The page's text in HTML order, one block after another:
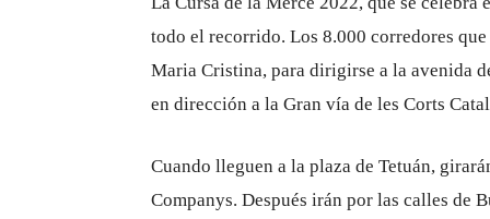
todo el recorrido. Los 8.000 corredores
Maria Cristina, para dirigirse a la avenida
en dirección a la Gran vía de les Corts
Cuando lleguen a la plaza de Tetuán,
Companys. Después irán por las calles de